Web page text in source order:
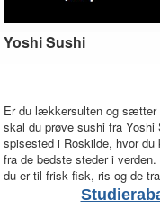
Yoshi Sushi
Er du lækkersulten og sætter
skal du prøve sushi fra
spisested i Roskilde, hvor
fra de bedste steder i
du er til frisk fisk, ris og de